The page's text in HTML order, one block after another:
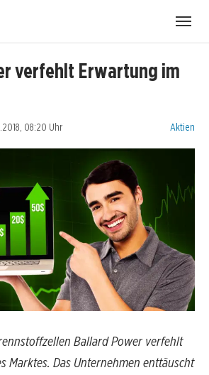
verfehlt Erwartung im
08:20 Uhr Aktien
Ballard Power verfehlt
Marktes. Das Unternehmen enttäuscht